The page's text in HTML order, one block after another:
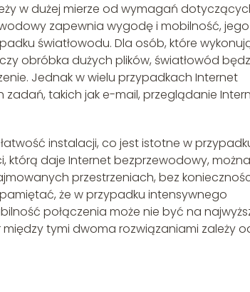
w dużej mierze od wymagań
zapewnia wygodę i mobilność, jego
światłowodu. Dla osób, które
obróbka dużych plików, światłowód
Jednak w wielu przypadkach Internet
takich jak e-mail, przeglądanie
instalacji, co jest istotne w
którą daje Internet bezprzewodowy, można
przestrzeniach, bez
że w przypadku intensywnego
połączenia może nie być na
tymi dwoma rozwiązaniami zależy